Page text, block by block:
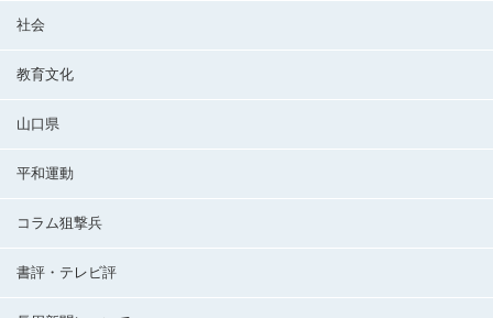
社会
教育文化
山口県
平和運動
コラム狙撃兵
書評・テレビ評